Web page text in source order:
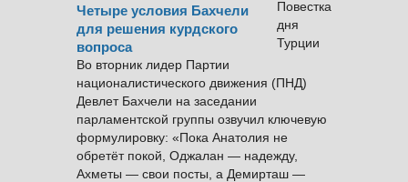
Четыре условия Бахчели
для решения курдского
вопроса
Во вторник лидер Партии
националистического движения (ПНД)
Девлет Бахчели на заседании
парламентской группы озвучил ключевую
формулировку: «Пока Анатолия не
обретёт покой, Оджалан — надежду,
Ахметы — свои посты, а Демирташ —